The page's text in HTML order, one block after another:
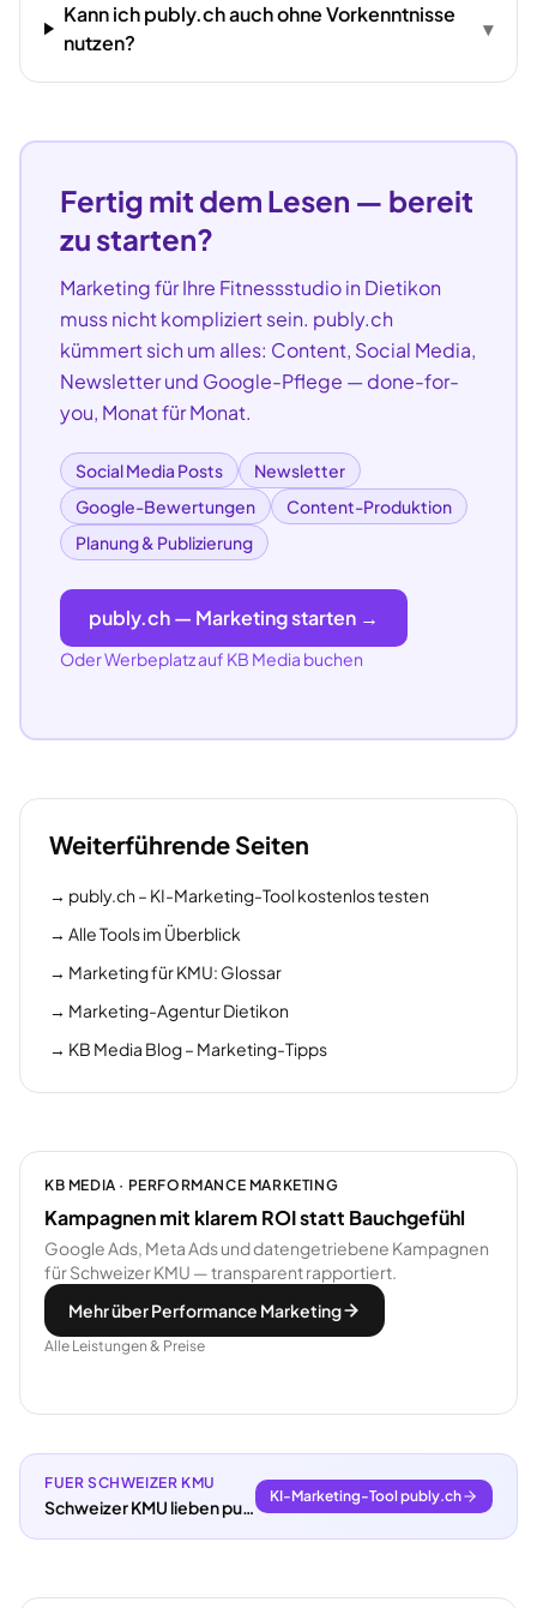
Kann ich publy.ch auch ohne Vorkenntnisse
nutzen?
▾
Fertig mit dem Lesen — bereit
zu starten?
Marketing für Ihre FitnessstudioinDietikon
muss nicht kompliziert sein. publy.ch
kümmert sich um alles: Content, Social Media,
Newsletter und Google-Pflege — done-for-
you, Monat für Monat.
Social Media Posts
Newsletter
Google-Bewertungen
Content-Produktion
Planung & Publizierung
publy.ch — Marketing starten →
Oder Werbeplatz auf KB Media buchen
Weiterführende Seiten
→ publy.ch – KI-Marketing-Tool kostenlos testen
→ Alle Tools im Überblick
→ Marketing für KMU: Glossar
→ Marketing-Agentur Dietikon
→ KB Media Blog – Marketing-Tipps
KB MEDIA · PERFORMANCE MARKETING
Kampagnen mit klarem ROI statt Bauchgefühl
Google Ads, Meta Ads und datengetriebene Kampagnen
für Schweizer KMU — transparent rapportiert.
Mehr über Performance Marketing
Alle Leistungen & Preise
FUER SCHWEIZER KMU
Schweizer KMU lieben publy.ch.
KI-Marketing-Tool publy.ch